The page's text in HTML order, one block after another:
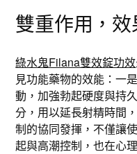
雙重作用，效
綠水鬼Filana雙效錠功效
見功能藥物的效能：一
動，加強勃起硬度與持
分，用以延長射精時間
制的協同發揮，不僅讓
起與高潮控制，也在心